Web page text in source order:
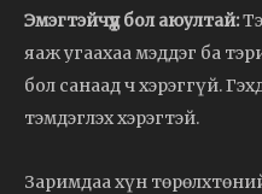
Эмэгтэйчүүд бол аюултай:
яаж угаахаа мэддэг ба
бол санаад ч хэрэггүй.
тэмдэглэх хэрэгтэй.
Заримдаа хүн